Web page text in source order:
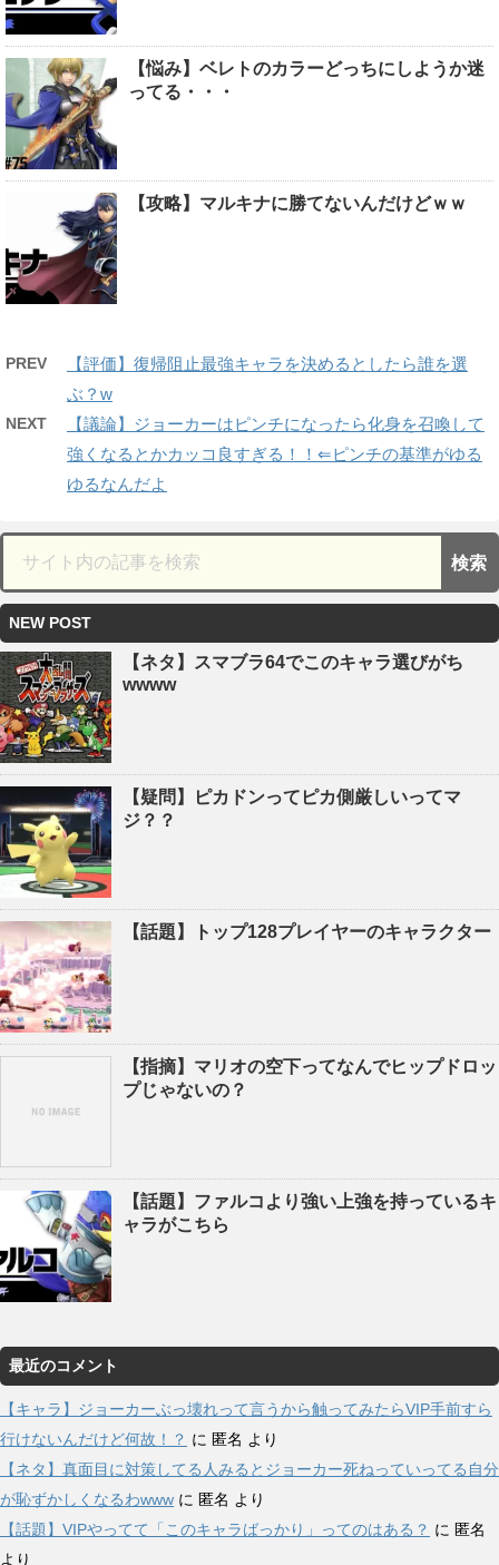
【悩み】ベレトのカラーどっちにしようか迷
ってる・・・
【攻略】マルキナに勝てないんだけどｗｗ
PREV
【評価】復帰阻止最強キャラを決めるとしたら誰を選
ぶ？w
NEXT
【議論】ジョーカーはピンチになったら化身を召喚して
強くなるとかカッコ良すぎる！！⇐ピンチの基準がゆる
ゆるなんだよ
NEW POST
【ネタ】スマブラ64でこのキャラ選びがち
wwww
【疑問】ピカドンってピカ側厳しいってマ
ジ？？
【話題】トップ128プレイヤーのキャラクター
【指摘】マリオの空下ってなんでヒップドロッ
プじゃないの？
【話題】ファルコより強い上強を持っているキ
ャラがこちら
最近のコメント
【キャラ】ジョーカーぶっ壊れって言うから触ってみたらVIP手前すら
行けないんだけど何故！？ に 匿名 より
【ネタ】真面目に対策してる人みるとジョーカー死ねっていってる自分
が恥ずかしくなるわwww に 匿名 より
【話題】VIPやってて「このキャラばっかり」ってのはある？ に 匿名
より